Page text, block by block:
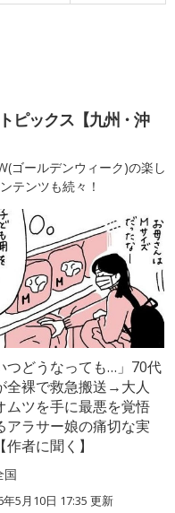
ピックス【九州・沖
ゴールデンウィーク)の楽し
テンツも続々！
つどうなっても…」70代
全裸で救急搬送→大人
ムツを手に最悪を覚悟
アラサー娘の痛切な実
作者に聞く】
国
年5月10日 17:35 更新